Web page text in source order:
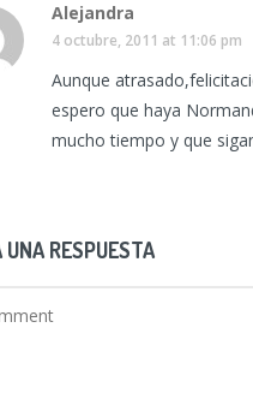
Alejandra
4 octubre, 2011 at 11:06 pm
Aunque
espero que haya
mucho tiempo y que
UNA RESPUESTA